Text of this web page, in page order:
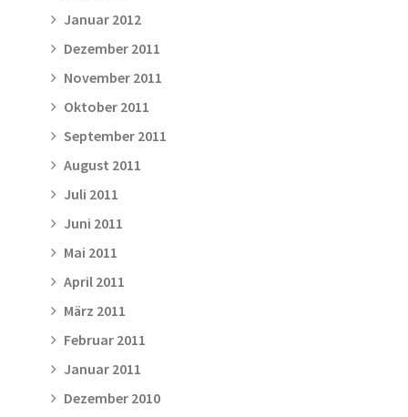
Januar 2012
Dezember 2011
November 2011
Oktober 2011
September 2011
August 2011
Juli 2011
Juni 2011
Mai 2011
April 2011
März 2011
Februar 2011
Januar 2011
Dezember 2010